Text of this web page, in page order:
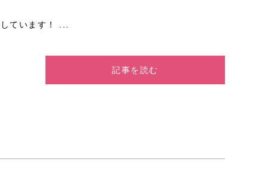
ています！ ...
記事を読む